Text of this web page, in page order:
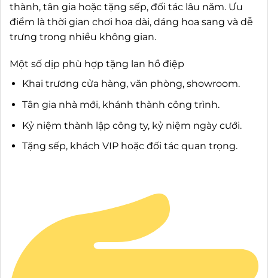
thành, tân gia hoặc tặng sếp, đối tác lâu năm. Ưu
điểm là thời gian chơi hoa dài, dáng hoa sang và dễ
trưng trong nhiều không gian.
Một số dịp phù hợp tặng lan hồ điệp
Khai trương cửa hàng, văn phòng, showroom.
Tân gia nhà mới, khánh thành công trình.
Kỷ niệm thành lập công ty, kỷ niệm ngày cưới.
Tặng sếp, khách VIP hoặc đối tác quan trọng.